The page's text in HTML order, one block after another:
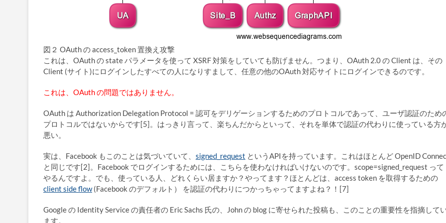
図２ OAuth の access_token 置換え攻撃
これは、OAuth の state パラメータを使って XSRF 対策をしていても防げません。つまり、OAuth 2.0 の Client は、その
Client (サイト)にログインしたすべての人になりすまして、任意の他のOAuth 対応サイトにログインできるのです。
これは、OAuth の問題ではありません。
OAuth は Authorization Delegation Protocol = 認可をデリゲーションするためのプロトコルであって、ユーザ認証のため
プロトコルではないからです[5]。はっきり言って、楽ちんだからといって、それを単体で認証の代わりに使っている方
悪い。
実は、Facebook もこのことは気づいていて、 signed_request というAPIを持っています。これはほとんど OpenID
と同じです[2]。Facebook でログインするためには、こちらを使わなければいけないのです。scope=signed_request って
やるんですよ。でも、使っている人、どれくらい居ますか？やってます？ほとんどは、access token を取得するための
client side flow(Facebook のデフォルト） を認証の代わりにつかっちゃってますよね？！[7]
Google の Identity Service の責任者の Eric Sachs 氏の、John の blog に寄せられた投稿も、このことの重要性を指摘して
ます。